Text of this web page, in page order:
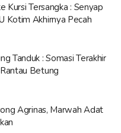
Kursi Tersangka : Senyap
Kotim Akhirnya Pecah
Tanduk : Somasi Terakhir
Betung
Agrinas, Marwah Adat